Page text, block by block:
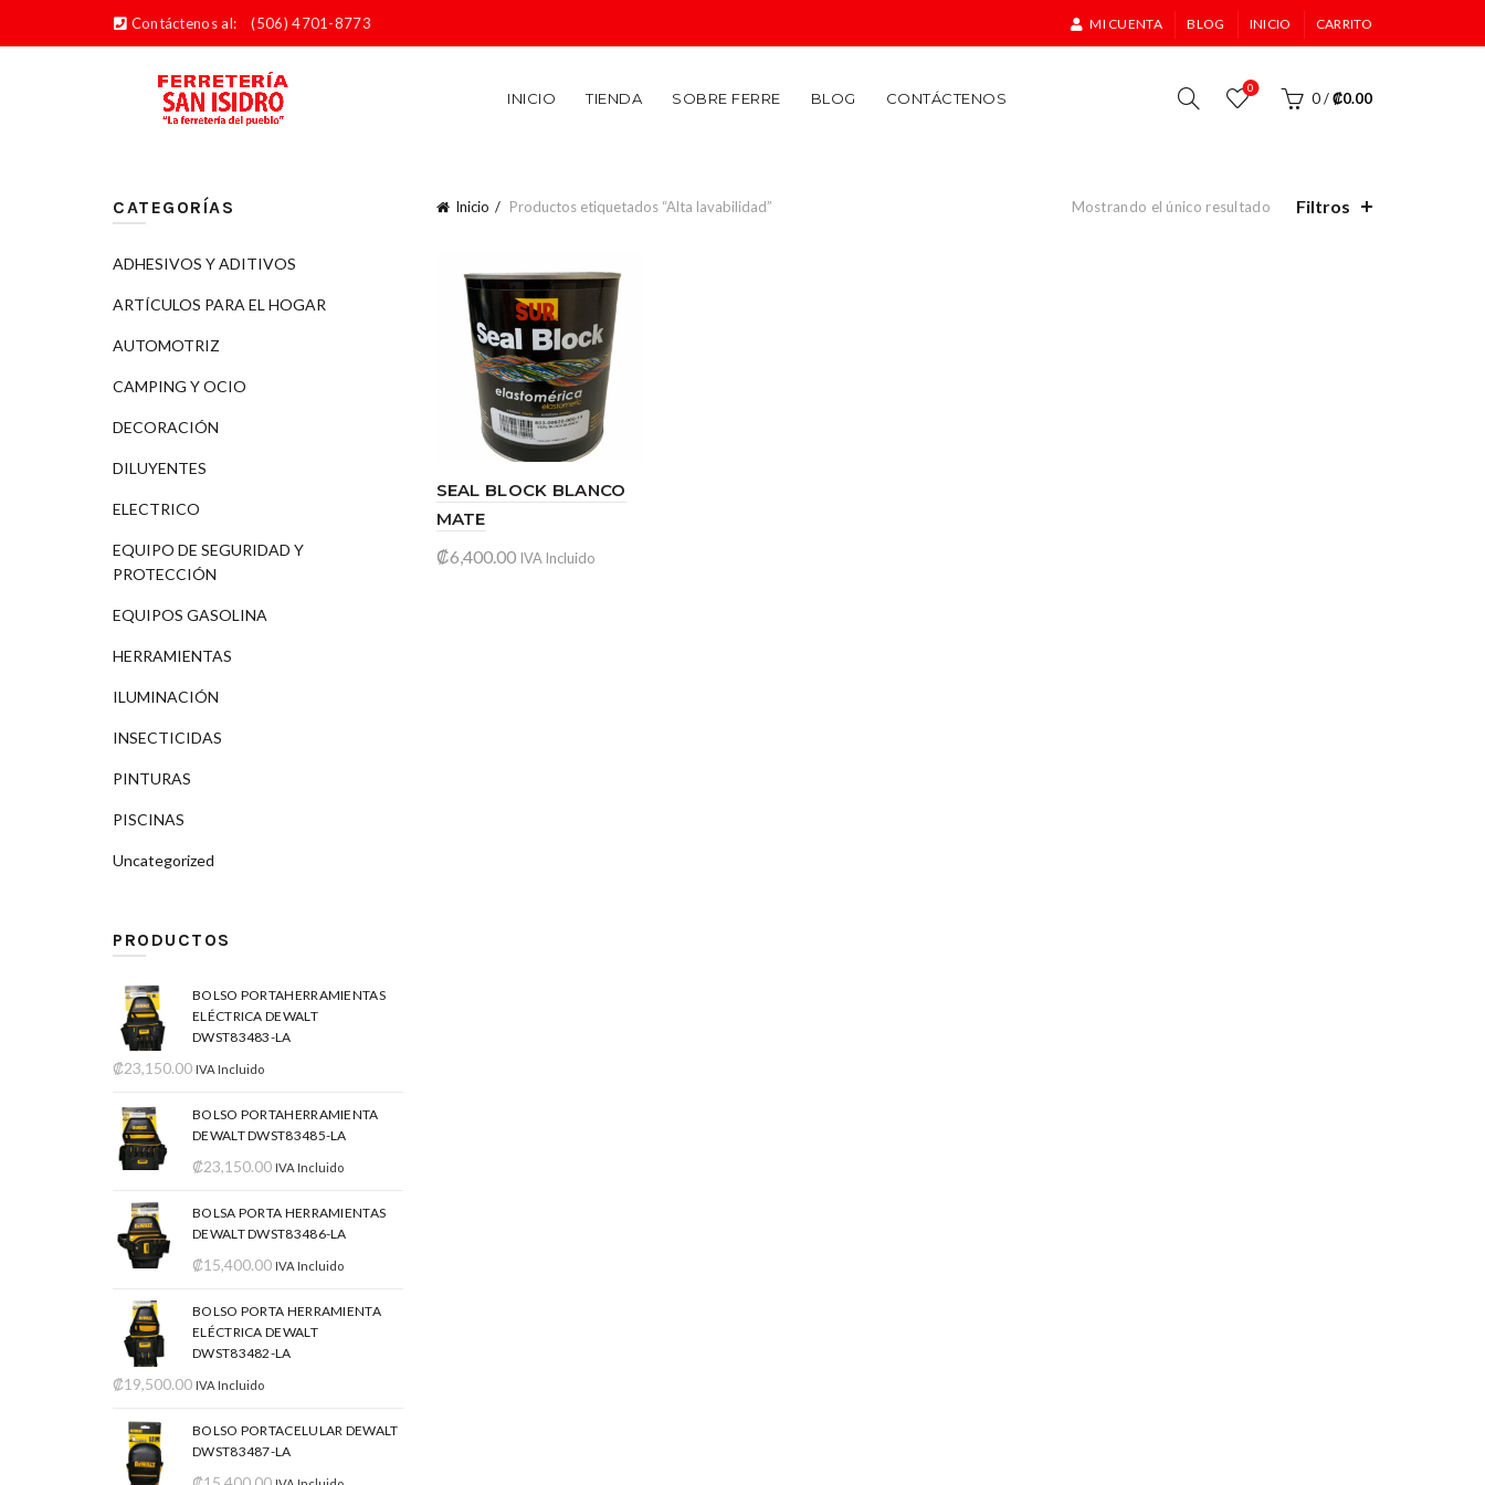
Contáctenos al: (506) 4701-8773 MI CUENTA BLOG INICIO CARRITO
INICIO TIENDA SOBRE FERRE BLOG CONTÁCTENOS
0
0/₡0.00
Inicio Productos etiquetados “Alta lavabilidad” Mostrando el único resultado Filtros
SEAL BLOCK BLANCO
MATE
₡6,400.00 IVA Incluido
CATEGORÍAS
ADHESIVOS Y ADITIVOS
ARTÍCULOS PARA EL HOGAR
AUTOMOTRIZ
CAMPING Y OCIO
DECORACIÓN
DILUYENTES
ELECTRICO
EQUIPO DE SEGURIDAD Y
PROTECCIÓN
EQUIPOS GASOLINA
HERRAMIENTAS
ILUMINACIÓN
INSECTICIDAS
PINTURAS
PISCINAS
Uncategorized
PRODUCTOS
BOLSO PORTAHERRAMIENTAS
ELÉCTRICA DEWALT
DWST83483-LA
₡23,150.00 IVA Incluido
BOLSO PORTAHERRAMIENTA
DEWALT DWST83485-LA
₡23,150.00 IVA Incluido
BOLSA PORTA HERRAMIENTAS
DEWALT DWST83486-LA
₡15,400.00 IVA Incluido
BOLSO PORTA HERRAMIENTA
ELÉCTRICA DEWALT
DWST83482-LA
₡19,500.00 IVA Incluido
BOLSO PORTACELULAR DEWALT
DWST83487-LA